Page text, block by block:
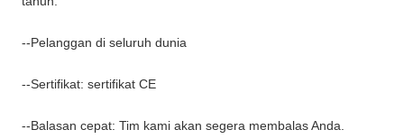
--Pelanggan di seluruh dunia
--Sertifikat: sertifikat CE
--Balasan cepat: Tim kami akan segera membalas Anda.